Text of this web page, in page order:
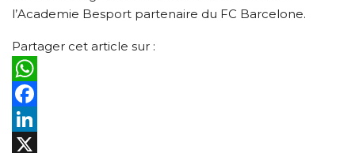
l’Academie Besport partenaire du FC Barcelone.
Partager cet article sur :
WhatsApp
Facebook
LinkedIn